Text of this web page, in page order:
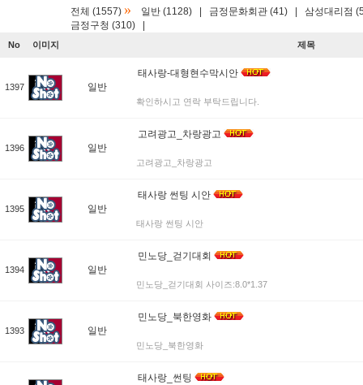
전체 (1557) » 일반 (1128) 금정문화회관 (41)
삼성대리점
금정구청 (310)
No 이미지 제목
1397 일반
태사랑-대형현수막시안
확인하시고 연락 부탁드립니다.
1396 일반
고려광고_차랑광고
고려광고_차랑광고
1395 일반
태사랑 썬팅 시안
태사랑 썬팅 시안
1394 일반
민노당_걷기대회
민노당_걷기대회 사이즈:8.0*1.37
1393 일반
민노당_북한영화
민노당_북한영화
태사랑_썬팅